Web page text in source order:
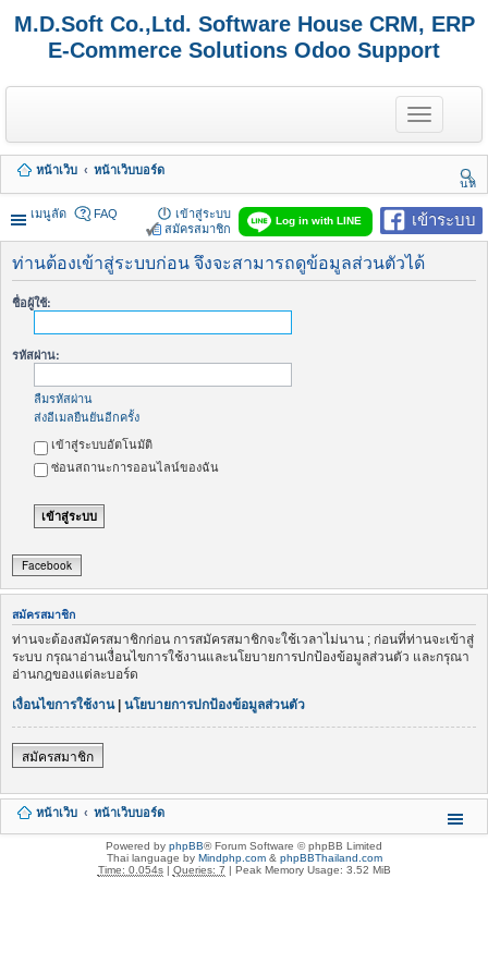
M.D.Soft Co.,Ltd. Software House CRM, ERP
E-Commerce Solutions Odoo Support
T
o
g
e
n
a
v
i
g
หน้าเว็บ
หน้าเว็บบอร์ด
นห
า
เมนูลัด
เข้าระบบ
Log in with LINE
FAQ
เข้าสู่ระบบ
สมัครสมาชิก
ท่านต้องเข้าสู่ระบบก่อน จึงจะสามารถดูข้อมูลส่วนตัวได้
ชื่อผู้ใช้:
รหัสผ่าน:
ลืมรหัสผ่าน
ส่งอีเมลยืนยันอีกครั้ง
เข้าสู่ระบบอัตโนมัติ
ซ่อนสถานะการออนไลน์ของฉัน
Facebook
สมัครสมาชิก
ท่านจะต้องสมัครสมาชิกก่อน การสมัครสมาชิกจะใช้เวลาไม่นาน ; ก่อนที่ท่านจะเข้าสู่
ระบบ กรุณาอ่านเงื่อนไขการใช้งานและนโยบายการปกป้องข้อมูลส่วนตัว และกรุณา
อ่านกฎของแต่ละบอร์ด
เงื่อนไขการใช้งาน| นโยบายการปกป้องข้อมูลส่วนตัว
สมัครสมาชิก
หน้าเว็บ หน้าเว็บบอร์ด
Powered by phpBB® Forum Software © phpBB Limited
Thai language by Mindphp.com& phpBBThailand.com
Time: 0.054s| Queries: 7 | Peak Memory Usage: 3.52 MiB